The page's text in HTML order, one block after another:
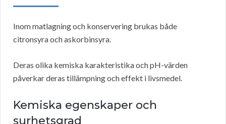
Inom matlagning och konservering brukas både
citronsyra och askorbinsyra.
Deras olika kemiska karakteristika och pH-värden
påverkar deras tillämpning och effekt i livsmedel.
Kemiska egenskaper och
surhetsgrad